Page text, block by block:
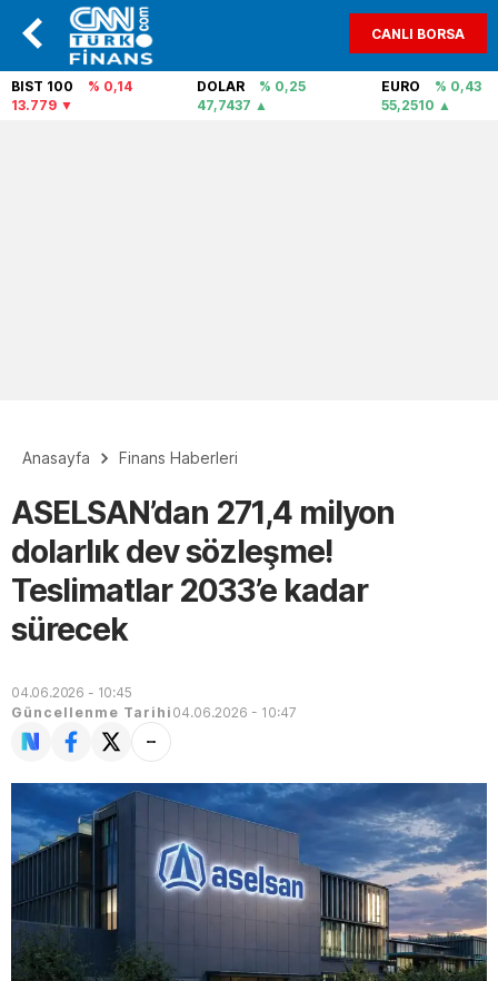
CANLI BORSA
BIST 100
% 0,14
13.779
DOLAR
% 0,25
47,7437
EURO
% 0,43
55,2510
Anasayfa Finans Haberleri
ASELSAN’dan 271,4 milyon
dolarlık dev sözleşme!
Teslimatlar 2033’e kadar
sürecek
04.06.2026 - 10:45
Güncellenme Tarihi 04.06.2026 - 10:47